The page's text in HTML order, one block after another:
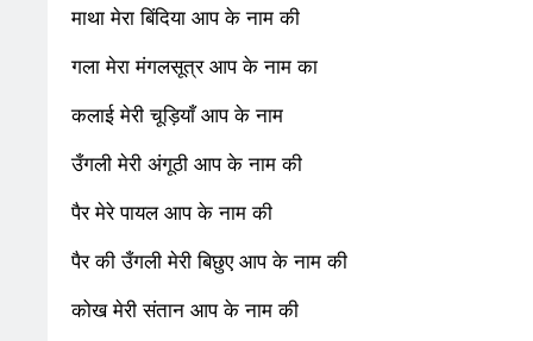
माथा मेरा बिंदिया आप के नाम की
गला मेरा मंगलसूत्र आप के नाम का
कलाई मेरी चूड़ियाँ आप के नाम
उँगली मेरी अंगूठी आप के नाम की
पैर मेरे पायल आप के नाम की
पैर की उँगली मेरी बिछुए आप के नाम की
कोख मेरी संतान आप के नाम की